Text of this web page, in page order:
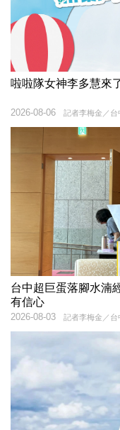
啦啦隊女神李多慧來
記者李梅金／台
2026-08-06
台中超巨蛋落腳水
有信心
記者李梅金／台
2026-08-03